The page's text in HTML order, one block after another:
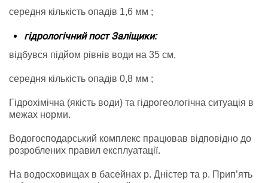
середня кількість опадів 1,6 мм ;
гідрологічний пост Заліщики:
відбувся підйом рівнів води на 35 см,
середня кількість опадів 0,8 мм ;
Гідрохімічна (якість води) та гідрогеологічна ситуація в
межах норми.
Водогосподарський комплекс працював відповідно до
розроблених правил експлуатації.
На водосховищах в басейнах р. Дністер та р. Прип’ять